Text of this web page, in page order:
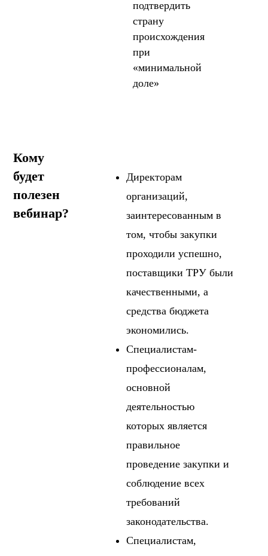
подтвердить
страну
происхождения
при
«минимальной
доле»
Кому
будет
полезен
вебинар?
Директорам
организаций,
заинтересованным в
том, чтобы закупки
проходили успешно,
поставщики ТРУ были
качественными, а
средства бюджета
экономились.
Специалистам-
профессионалам,
основной
деятельностью
которых является
правильное
проведение закупки и
соблюдение всех
требований
законодательства.
Специалистам,